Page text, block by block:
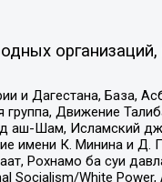
организаций,
Дагестана, База,
Движение
аш-Шам, Исламский
имени К. Минина и Д.
Рохнамо ба суи
White Power,